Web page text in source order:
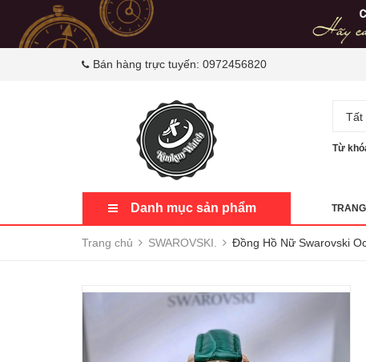
Bán hàng trực tuyến: 0972456820
Tất
Từ
Danh mục sản phẩm
Trang chủ SWAROVSKI. Đồng Hồ Nữ Swarovski